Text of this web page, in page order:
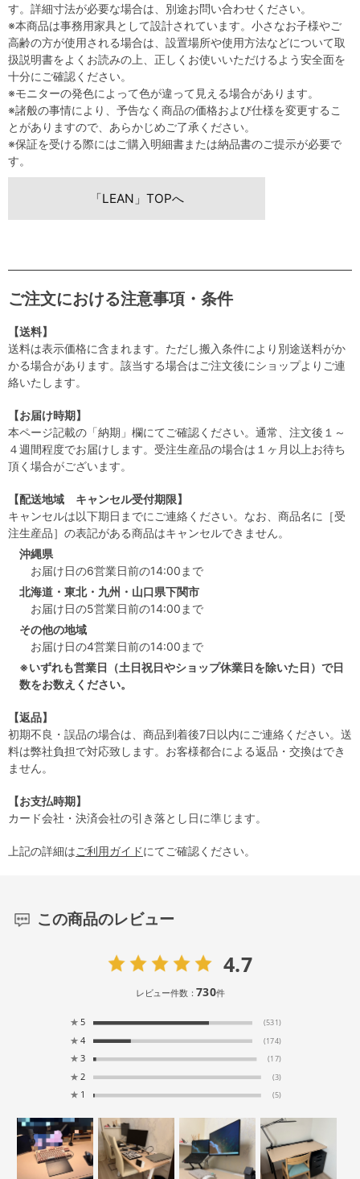
す。詳細寸法が必要な場合は、別途お問い合わせください。
※本商品は事務用家具として設計されています。小さなお子様やご
高齢の方が使用される場合は、設置場所や使用方法などについて取
扱説明書をよくお読みの上、正しくお使いいただけるよう安全面を
十分にご確認ください。
※モニターの発色によって色が違って見える場合があります。
※諸般の事情により、予告なく商品の価格および仕様を変更するこ
とがありますので、あらかじめご了承ください。
※保証を受ける際にはご購入明細書または納品書のご提示が必要で
す。
「LEAN」TOPへ
ご注文における注意事項・条件
【送料】
送料は表示価格に含まれます。ただし搬入条件により別途送料がか
かる場合があります。該当する場合はご注文後にショップよりご連
絡いたします。
【お届け時期】
本ページ記載の「納期」欄にてご確認ください。通常、注文後１～
４週間程度でお届けします。受注生産品の場合は１ヶ月以上お待ち
頂く場合がございます。
【配送地域 キャンセル受付期限】
キャンセルは以下期日までにご連絡ください。なお、商品名に［受
注生産品］の表記がある商品はキャンセルできません。
沖縄県
お届け日の6営業日前の14:00まで
北海道・東北・九州・山口県下関市
お届け日の5営業日前の14:00まで
その他の地域
お届け日の4営業日前の14:00まで
※いずれも営業日（土日祝日やショップ休業日を除いた日）で日
数をお数えください。
【返品】
初期不良・誤品の場合は、商品到着後7日以内にご連絡ください。送
料は弊社負担で対応致します。お客様都合による返品・交換はでき
ません。
【お支払時期】
カード会社・決済会社の引き落とし日に準じます。
上記の詳細はご利用ガイドにてご確認ください。
この商品のレビュー
4.7
レビュー件数：730件
★ 5 (531)
★ 4 (174)
★ 3 (17)
★ 2 (3)
★ 1 (5)